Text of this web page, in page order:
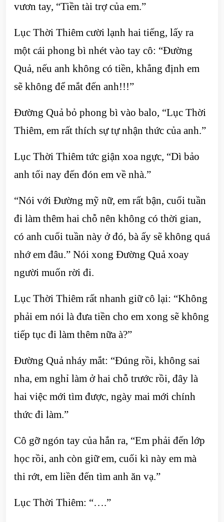
vươn tay, “Tiền tài trợ của em.”
Lục Thời Thiêm cười lạnh hai tiếng, lấy ra
một cái phong bì nhét vào tay cô: “Đường
Quả, nếu anh không có tiền, khẳng định em
sẽ không để mắt đến anh!!!”
Đường Quả bỏ phong bì vào balo, “Lục Thời
Thiêm, em rất thích sự tự nhận thức của anh.”
Lục Thời Thiêm tức giận xoa ngực, “Dì bảo
anh tối nay đến đón em về nhà.”
“Nói với Đường mỹ nữ, em rất bận, cuối tuần
đi làm thêm hai chỗ nên không có thời gian,
có anh cuối tuần này ở đó, bà ấy sẽ không quá
nhớ em đâu.” Nói xong Đường Quả xoay
người muốn rời đi.
Lục Thời Thiêm rất nhanh giữ cô lại: “Không
phải em nói là đưa tiền cho em xong sẽ không
tiếp tục đi làm thêm nữa à?”
Đường Quả nháy mắt: “Đúng rồi, không sai
nha, em nghỉ làm ở hai chỗ trước rồi, đây là
hai việc mới tìm được, ngày mai mới chính
thức đi làm.”
Cô gỡ ngón tay của hắn ra, “Em phải đến lớp
học rồi, anh còn giữ em, cuối kì này em mà
thi rớt, em liền đến tìm anh ăn vạ.”
Lục Thời Thiêm: “….”